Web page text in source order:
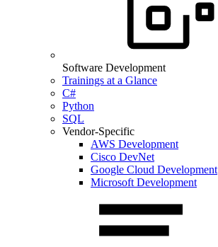
Software Development
Trainings at a Glance
C#
Python
SQL
Vendor-Specific
AWS Development
Cisco DevNet
Google Cloud Development
Microsoft Development